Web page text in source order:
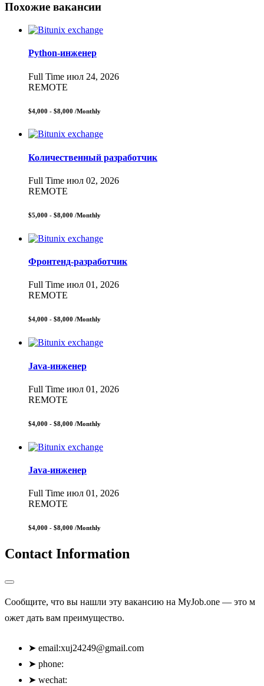
Похожие вакансии
Python-инженер
Full Time июл 24, 2026
REMOTE
$4,000 - $8,000 /Monthly
Количественный разработчик
Full Time июл 02, 2026
REMOTE
$5,000 - $8,000 /Monthly
Фронтенд-разработчик
Full Time июл 01, 2026
REMOTE
$4,000 - $8,000 /Monthly
Java-инженер
Full Time июл 01, 2026
REMOTE
$4,000 - $8,000 /Monthly
Java-инженер
Full Time июл 01, 2026
REMOTE
$4,000 - $8,000 /Monthly
Contact Information
Сообщите, что вы нашли эту вакансию на MyJob.one — это м
ожет дать вам преимущество.
➤ email:xuj24249@gmail.com
➤ phone:
➤ wechat: